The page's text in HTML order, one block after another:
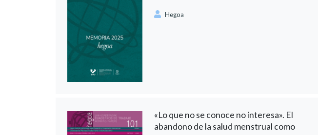
Hegoa
«Lo que no se conoce no interesa». El
abandono de la salud menstrual como